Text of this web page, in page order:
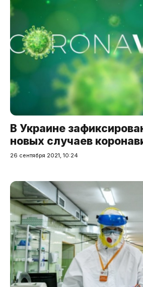
В Украине
новых случаев
26 сентября 2021, 10:24